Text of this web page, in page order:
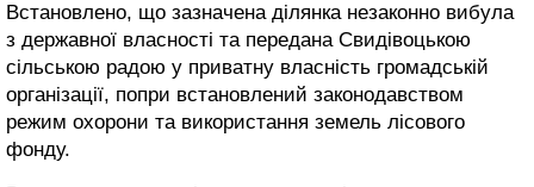
Встановлено, що зазначена ділянка незаконно вибула
з державної власності та передана Свидівоцькою
сільською радою у приватну власність громадській
організації, попри встановлений законодавством
режим охорони та використання земель лісового
фонду.